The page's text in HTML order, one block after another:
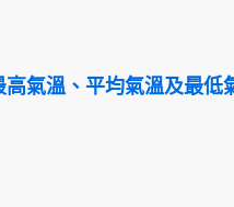
高氣溫、平均氣溫及最低